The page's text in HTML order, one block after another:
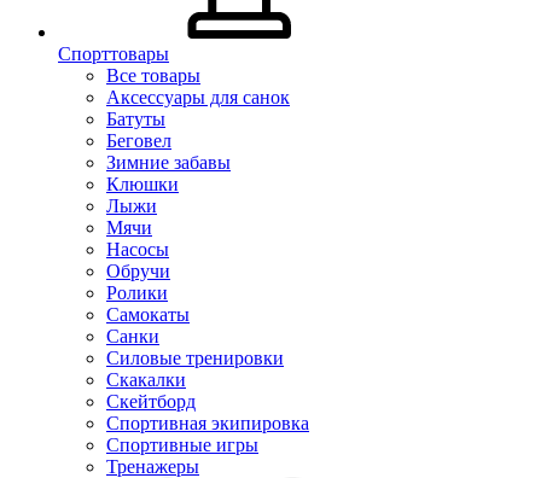
Спорттовары
Все товары
Аксессуары для санок
Батуты
Беговел
Зимние забавы
Клюшки
Лыжи
Мячи
Насосы
Обручи
Ролики
Самокаты
Санки
Силовые тренировки
Скакалки
Скейтборд
Спортивная экипировка
Спортивные игры
Тренажеры